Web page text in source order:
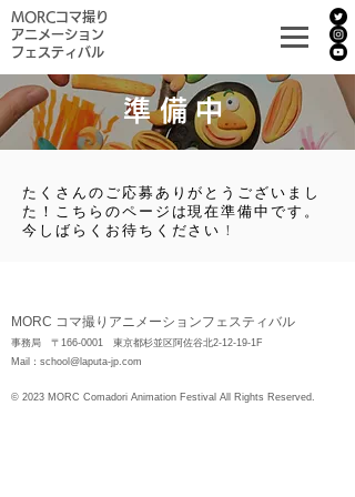
MORCコマ撮り
アニメーション
フェスティバル
準備中
たくさんのご応募ありがとうございまし
た！こちらのページは現在準備中です。
今しばらくお待ちください ​！
MORC コマ撮りアニメーションフェスティバル
事務局 〒166-0001 東京都杉並区阿佐谷北2-12-19-1F
Mail： school@laputa-jp.com
© 2023 MORC Comadori Animation Festival All Rights Reserved.